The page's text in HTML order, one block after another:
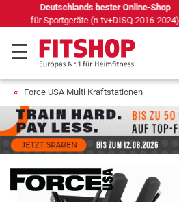
69 Fachmärkte vor Ort mit 75
Force USA Multi Kraftstationen